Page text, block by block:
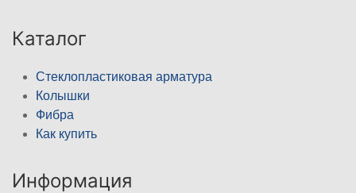
Каталог
Стеклопластиковая арматура
Колышки
Фибра
Как купить
Информация